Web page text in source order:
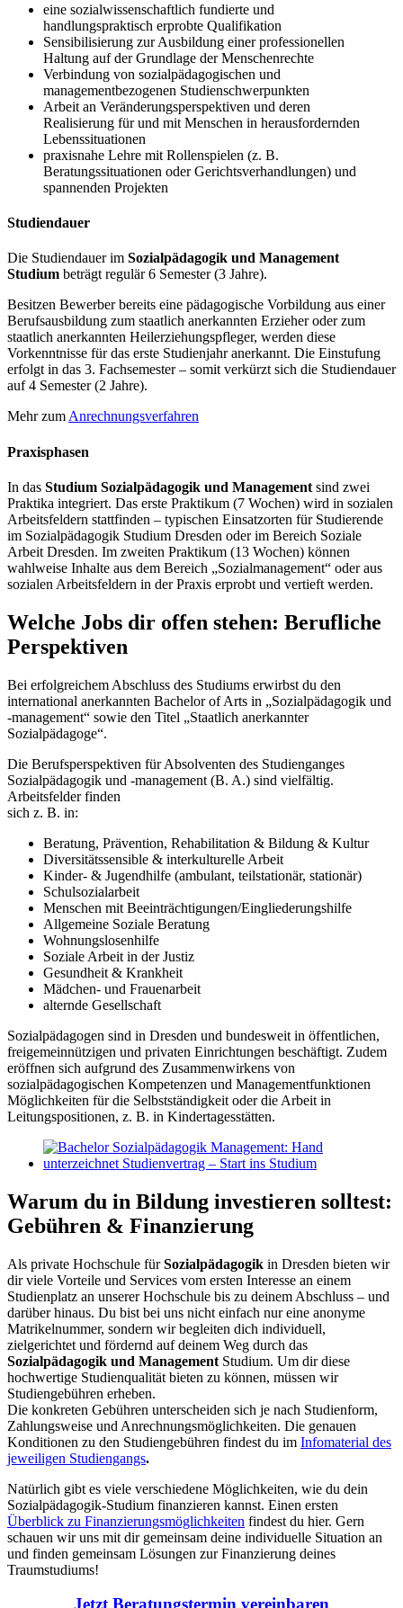
eine sozialwissenschaftlich fundierte und
handlungspraktisch erprobte Qualifikation
Sensibilisierung zur Ausbildung einer professionellen
Haltung auf der Grundlage der Menschenrechte
Verbindung von sozialpädagogischen und
managementbezogenen Studienschwerpunkten
Arbeit an Veränderungsperspektiven und deren
Realisierung für und mit Menschen in herausfordernden
Lebenssituationen
praxisnahe Lehre mit Rollenspielen (z. B.
Beratungssituationen oder Gerichtsverhandlungen) und
spannenden Projekten
Studiendauer
Die Studiendauer im Sozialpädagogik und Management
Studium beträgt regulär 6 Semester (3 Jahre).
Besitzen Bewerber bereits eine pädagogische Vorbildung aus einer
Berufsausbildung zum staatlich anerkannten Erzieher oder zum
staatlich anerkannten Heilerziehungspfleger, werden diese
Vorkenntnisse für das erste Studienjahr anerkannt. Die Einstufung
erfolgt in das 3. Fachsemester – somit verkürzt sich die Studiendauer
auf 4 Semester (2 Jahre).
Mehr zum Anrechnungsverfahren
Praxisphasen
In das Studium Sozialpädagogik und Management sind zwei
Praktika integriert. Das erste Praktikum (7 Wochen) wird in sozialen
Arbeitsfeldern stattfinden – typischen Einsatzorten für Studierende
im Sozialpädagogik Studium Dresden oder im Bereich Soziale
Arbeit Dresden. Im zweiten Praktikum (13 Wochen) können
wahlweise Inhalte aus dem Bereich „Sozialmanagement“ oder aus
sozialen Arbeitsfeldern in der Praxis erprobt und vertieft werden.
Welche Jobs dir offen stehen: Berufliche
Perspektiven
Bei erfolgreichem Abschluss des Studiums erwirbst du den
international anerkannten Bachelor of Arts in „Sozialpädagogik und
-management“ sowie den Titel „Staatlich anerkannter
Sozialpädagoge“.
Die Berufsperspektiven für Absolventen des Studienganges
Sozialpädagogik und -management (B. A.) sind vielfältig.
Arbeitsfelder finden
sich z. B. in:
Beratung, Prävention, Rehabilitation & Bildung & Kultur
Diversitätssensible & interkulturelle Arbeit
Kinder- & Jugendhilfe (ambulant, teilstationär, stationär)
Schulsozialarbeit
Menschen mit Beeinträchtigungen/Eingliederungshilfe
Allgemeine Soziale Beratung
Wohnungslosenhilfe
Soziale Arbeit in der Justiz
Gesundheit & Krankheit
Mädchen- und Frauenarbeit
alternde Gesellschaft
Sozialpädagogen sind in Dresden und bundesweit in öffentlichen,
freigemeinnützigen und privaten Einrichtungen beschäftigt. Zudem
eröffnen sich aufgrund des Zusammenwirkens von
sozialpädagogischen Kompetenzen und Managementfunktionen
Möglichkeiten für die Selbstständigkeit oder die Arbeit in
Leitungspositionen, z. B. in Kindertagesstätten.
Warum du in Bildung investieren solltest:
Gebühren & Finanzierung
Als private Hochschule fürSozialpädagogik in Dresden bieten wir
dir viele Vorteile und Services vom ersten Interesse an einem
Studienplatz an unserer Hochschule bis zu deinem Abschluss – und
darüber hinaus. Du bist bei uns nicht einfach nur eine anonyme
Matrikelnummer, sondern wir begleiten dich individuell,
zielgerichtet und fördernd auf deinem Weg durch das
Sozialpädagogik und Management Studium. Um dir diese
hochwertige Studienqualität bieten zu können, müssen wir
Studiengebühren erheben.
Die konkreten Gebühren unterscheiden sich je nach Studienform,
Zahlungsweise und Anrechnungsmöglichkeiten. Die genauen
Konditionen zu den Studiengebühren findest du im Infomaterial des
jeweiligen Studiengangs.
Natürlich gibt es viele verschiedene Möglichkeiten, wie du dein
Sozialpädagogik-Studium finanzieren kannst. Einen ersten
Überblick zu Finanzierungsmöglichkeiten findest du hier. Gern
schauen wir uns mit dir gemeinsam deine individuelle Situation an
und finden gemeinsam Lösungen zur Finanzierung deines
Traumstudiums!
Jetzt Beratungstermin vereinbaren